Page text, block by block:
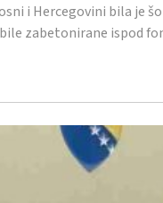
i Hercegovini bila je
zabetonirane ispod